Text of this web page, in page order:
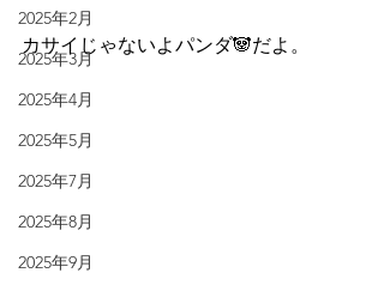
2025年2月
2025年3月
2025年4月
2025年5月
2025年7月
2025年8月
2025年9月
カサイじゃないよパンダ🐼だよ。